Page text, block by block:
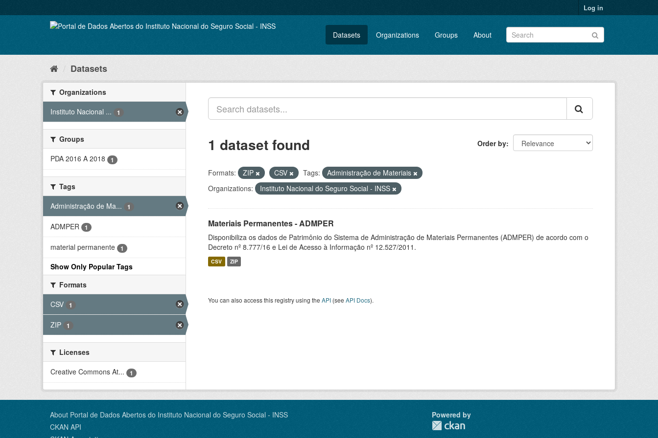
to
Log in
Datasets Organizations Groups About
Datasets
Organizations
Instituto Nacional ...
1
Groups
PDA 2016 A 2018
1
Tags
Administração de Ma...
1
ADMPER 1
material permanente 1
Show Only Popular Tags
Formats
CSV
1
ZIP 1
Licenses
Creative Commons At...
1
Order by
1 dataset found
Formats: ZIP CSV Tags:
Administração de Materiais
Organizations:
Instituto Nacional do Seguro Social - INSS
Materiais Permanentes - ADMPER
Disponibiliza os dados de Patrimônio do Sistema de Administração de Materiais Permanentes (ADMPER) de acordo com o
Decreto nº 8.777/16 e Lei de Acesso à Informação nº 12.527/2011.
CSV ZIP
You can also access this registry using the API (see API Docs).
About Portal de Dados Abertos do Instituto Nacional do Seguro Social - INSS
CKAN API
Powered by